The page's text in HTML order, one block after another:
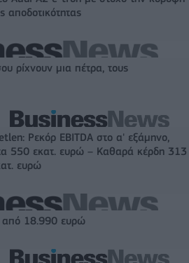
αποδοτικότητας
ρίχνουν μια πέτρα, τους
Ρεκόρ EBITDA στο α' εξάμηνο,
550 εκατ. ευρώ – Καθαρά κέρδη 313
ευρώ
από 18.990 ευρώ